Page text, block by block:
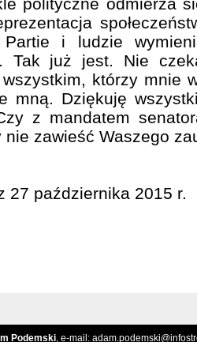
i ludzie
Tak już jest. Nie
którzy mnie
mną. Dziękuję
z mandatem
zawieść Waszego
27 października 2015 r.
Podemski, e-mail: